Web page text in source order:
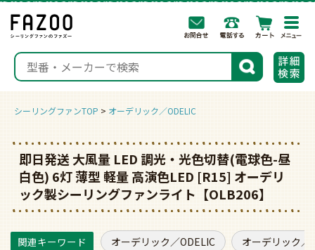
検索
シーリングファンTOP オーデリック／ODELIC
即日発送 大風量 LED 調光・光色切替(電球色-昼
白色) 6灯 薄型 軽量 高演色LED [R15] オーデリ
ック製シーリングファンライト【OLB206】
オーデリック／ODELIC オーデリック／